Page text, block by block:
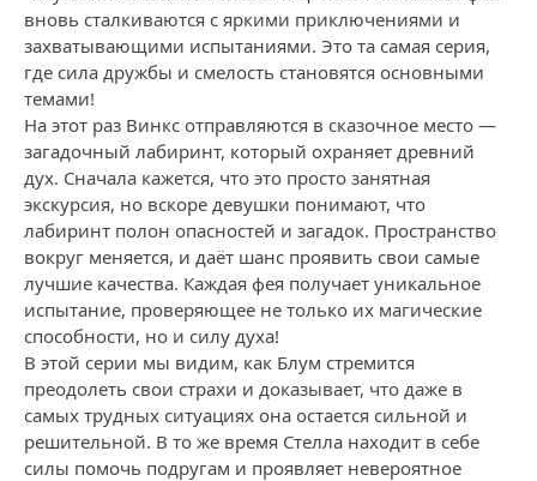
вновь сталкиваются с яркими приключениями и
захватывающими испытаниями. Это та самая серия,
где сила дружбы и смелость становятся основными
темами!
На этот раз Винкс отправляются в сказочное место —
загадочный лабиринт, который охраняет древний
дух. Сначала кажется, что это просто занятная
экскурсия, но вскоре девушки понимают, что
лабиринт полон опасностей и загадок. Пространство
вокруг меняется, и даёт шанс проявить свои самые
лучшие качества. Каждая фея получает уникальное
испытание, проверяющее не только их магические
способности, но и силу духа!
В этой серии мы видим, как Блум стремится
преодолеть свои страхи и доказывает, что даже в
самых трудных ситуациях она остается сильной и
решительной. В то же время Стелла находит в себе
силы помочь подругам и проявляет невероятное